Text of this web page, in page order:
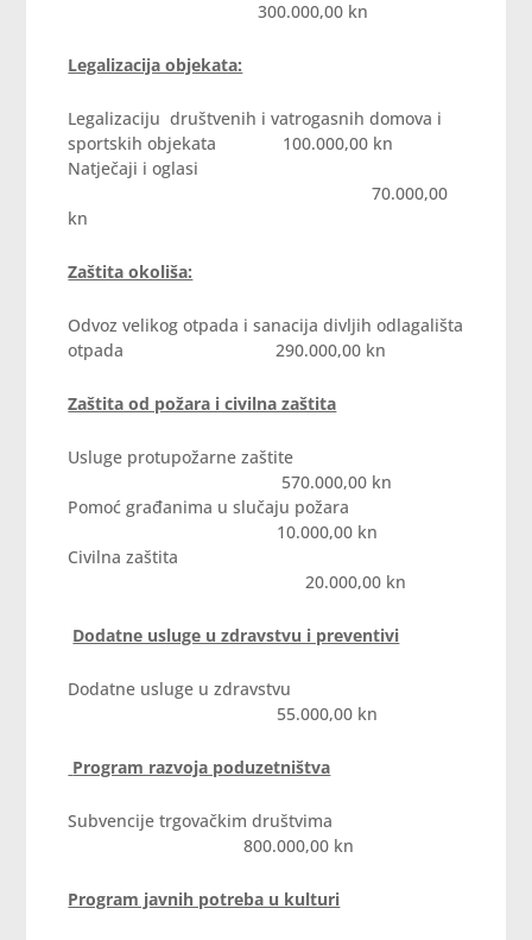
300.000,00 kn
Legalizacija objekata:
Legalizaciju društvenih i vatrogasnih domova i
sportskih objekata 100.000,00 kn
Natječaji i oglasi
70.000,00
kn
Zaštita okoliša:
Odvoz velikog otpada i sanacija divljih odlagališta
otpada 290.000,00 kn
Zaštita od požara i civilna zaštita
Usluge protupožarne zaštite
570.000,00 kn
Pomoć građanima u slučaju požara
10.000,00 kn
Civilna zaštita
20.000,00 kn
Dodatne usluge u zdravstvu i preventivi
Dodatne usluge u zdravstvu
55.000,00 kn
Program razvoja poduzetništva
Subvencije trgovačkim društvima
800.000,00 kn
Program javnih potreba u kulturi